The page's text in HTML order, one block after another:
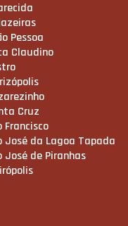
Pessoa
Claudino
Cruz
Francisco
José da Lagoa Tapada
José de Piranhas